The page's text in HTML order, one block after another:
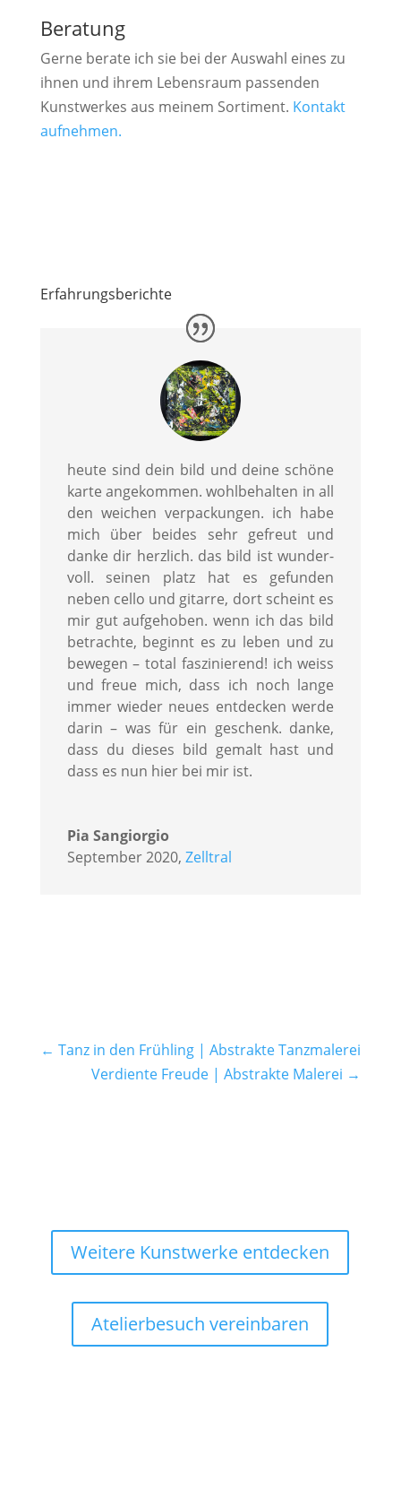
Beratung
Gerne berate ich sie bei der Auswahl eines zu
ihnen und ihrem Lebensraum passenden
Kunstwerkes aus meinem Sortiment. Kontakt
aufnehmen.
Erfahrungsberichte
heute sind dein bild und deine schöne
karte angekommen. wohlbehalten in all
den weichen verpackungen. ich habe
mich über beides sehr gefreut und
danke dir herzlich. das bild ist wunder-
voll. seinen platz hat es gefunden
neben cello und gitarre, dort scheint es
mir gut aufgehoben. wenn ich das bild
betrachte, beginnt es zu leben und zu
bewegen – total faszinierend! ich weiss
und freue mich, dass ich noch lange
immer wieder neues entdecken werde
darin – was für ein geschenk. danke,
dass du dieses bild gemalt hast und
dass es nun hier bei mir ist.
Pia Sangiorgio
September 2020, Zelltral
← Tanz in den Frühling | Abstrakte Tanzmalerei
Verdiente Freude | Abstrakte Malerei →
Weitere Kunstwerke entdecken
Atelierbesuch vereinbaren